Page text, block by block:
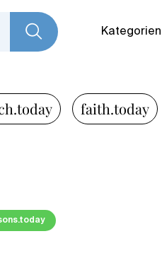
Kategorien
faith.today